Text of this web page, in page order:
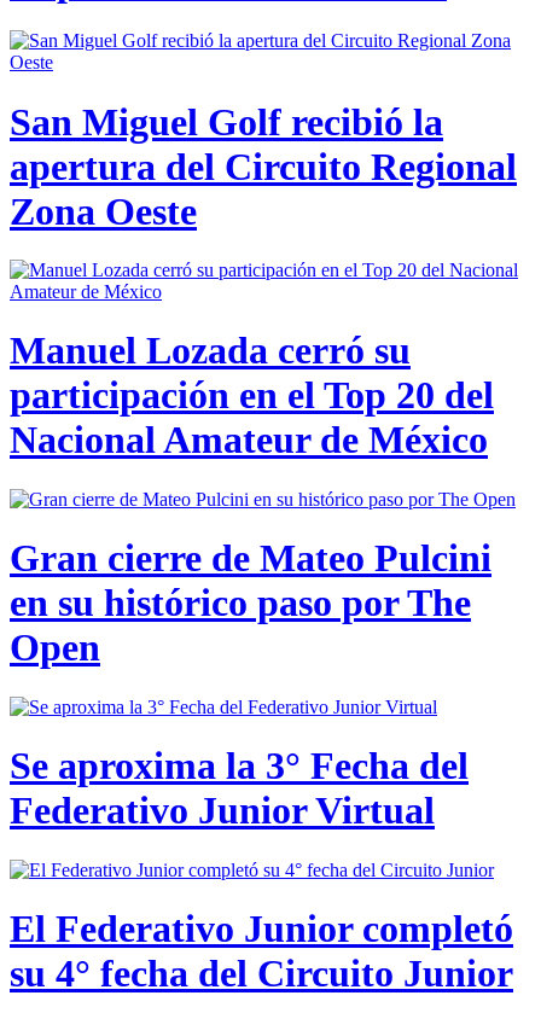
San Miguel Golf recibió la
apertura del Circuito Regional
Zona Oeste
Manuel Lozada cerró su
participación en el Top 20 del
Nacional Amateur de México
Gran cierre de Mateo Pulcini
en su histórico paso por The
Open
Se aproxima la 3° Fecha del
Federativo Junior Virtual
El Federativo Junior completó
su 4° fecha del Circuito Junior